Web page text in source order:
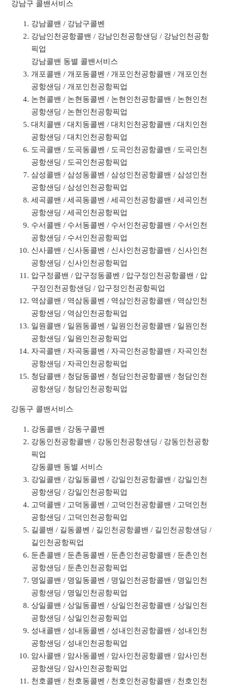
강남구 콜밴서비스
강남콜밴 / 강남구콜벤
강남인천공항콜밴 / 강남인천공항샌딩 / 강남인천공항
픽업
강남콜밴 동별 콜밴서비스
개포콜밴 / 개포동콜벤 / 개포인천공항콜밴 / 개포인천
공항샌딩 / 개포인천공항픽업
논현콜밴 / 논현동콜벤 / 논현인천공항콜밴 / 논현인천
공항샌딩 / 논현인천공항픽업
대치콜밴 / 대치동콜벤 / 대치인천공항콜밴 / 대치인천
공항샌딩 / 대치인천공항픽업
도곡콜밴 / 도곡동콜벤 / 도곡인천공항콜밴 / 도곡인천
공항샌딩 / 도곡인천공항픽업
삼성콜밴 / 삼성동콜벤 / 삼성인천공항콜밴 / 삼성인천
공항샌딩 / 삼성인천공항픽업
세곡콜밴 / 세곡동콜벤 / 세곡인천공항콜밴 / 세곡인천
공항샌딩 / 세곡인천공항픽업
수서콜밴 / 수서동콜벤 / 수서인천공항콜밴 / 수서인천
공항샌딩 / 수서인천공항픽업
신사콜밴 / 신사동콜벤 / 신사인천공항콜밴 / 신사인천
공항샌딩 / 신사인천공항픽업
압구정콜밴 / 압구정동콜벤 / 압구정인천공항콜밴 / 압
구정인천공항샌딩 / 압구정인천공항픽업
역삼콜밴 / 역삼동콜벤 / 역삼인천공항콜밴 / 역삼인천
공항샌딩 / 역삼인천공항픽업
일원콜밴 / 일원동콜벤 / 일원인천공항콜밴 / 일원인천
공항샌딩 / 일원인천공항픽업
자곡콜밴 / 자곡동콜벤 / 자곡인천공항콜밴 / 자곡인천
공항샌딩 / 자곡인천공항픽업
청담콜밴 / 청담동콜벤 / 청담인천공항콜밴 / 청담인천
공항샌딩 / 청담인천공항픽업
강동구 콜밴서비스
강동콜밴 / 강동구콜벤
강동인천공항콜밴 / 강동인천공항샌딩 / 강동인천공항
픽업
강동콜밴 동별 서비스
강일콜밴 / 강일동콜벤 / 강일인천공항콜밴 / 강일인천
공항샌딩 / 강일인천공항픽업
고덕콜밴 / 고덕동콜벤 / 고덕인천공항콜밴 / 고덕인천
공항샌딩 / 고덕인천공항픽업
길콜밴 / 길동콜벤 / 길인천공항콜밴 / 길인천공항샌딩 /
길인천공항픽업
둔촌콜밴 / 둔촌동콜벤 / 둔촌인천공항콜밴 / 둔촌인천
공항샌딩 / 둔촌인천공항픽업
명일콜밴 / 명일동콜벤 / 명일인천공항콜밴 / 명일인천
공항샌딩 / 명일인천공항픽업
상일콜밴 / 상일동콜벤 / 상일인천공항콜밴 / 상일인천
공항샌딩 / 상일인천공항픽업
성내콜밴 / 성내동콜벤 / 성내인천공항콜밴 / 성내인천
공항샌딩 / 성내인천공항픽업
암사콜밴 / 암사동콜벤 / 암사인천공항콜밴 / 암사인천
공항샌딩 / 암사인천공항픽업
천호콜밴 / 천호동콜벤 / 천호인천공항콜밴 / 천호인천